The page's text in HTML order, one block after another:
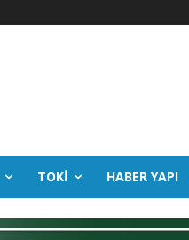
TOKİ HABER YAPI